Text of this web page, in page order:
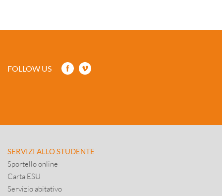
FOLLOW US
SERVIZI ALLO STUDENTE
Sportello online
Carta ESU
Servizio abitativo